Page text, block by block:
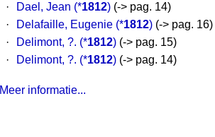
·
Dael, Jean (*1812) (-> pag. 14)
·
Delafaille, Eugenie (*1812) (-> pag. 16)
·
Delimont, ?. (*1812) (-> pag. 15)
·
Delimont, ?. (*1812) (-> pag. 14)
Meer informatie...